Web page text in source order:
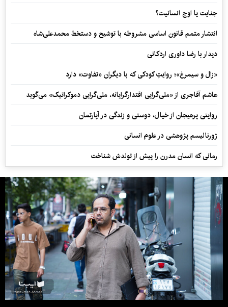
جنایت یا اوج انسانیت؟
انتشار متمم قانون اساسی مشروطه با توشیح و دستخط محمدعلی‌شاه
دیدار با رضا داوری اردکانی
«زال و سیمرغ»؛ روایتِ کودکی که با دیگران «تفاوت» دارد
هاشم آقاجری از «ملی‌گرایی اقتدارگرایانه، ملی‌گرایی دموکراتیک» می‌گوید
روایتی پرهیجان از خیال، دوستی و زندگی در آپارتمان
ژورنالیسم پژوهشی در علوم انسانی
رمانی که انسان مدرن را پیش از تولدش شناخت